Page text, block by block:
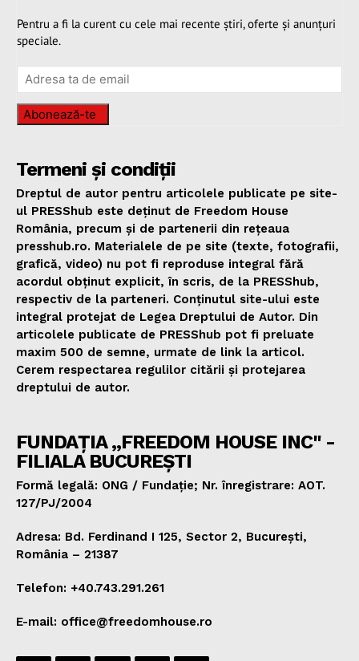
Pentru a fi la curent cu cele mai recente știri, oferte și anunțuri
speciale.
Abonează-te
Termeni și condiții
Dreptul de autor pentru articolele publicate pe site-
ul PRESShub este deținut de Freedom House
România, precum și de partenerii din rețeaua
presshub.ro. Materialele de pe site (texte, fotografii,
grafică, video) nu pot fi reproduse integral fără
acordul obținut explicit, în scris, de la PRESShub,
respectiv de la parteneri. Conținutul site-ului este
integral protejat de Legea Dreptului de Autor. Din
articolele publicate de PRESShub pot fi preluate
maxim 500 de semne, urmate de link la articol.
Cerem respectarea regulilor citării și protejarea
dreptului de autor.
FUNDAȚIA „FREEDOM HOUSE INC" -
FILIALA BUCUREȘTI
Formă legală: ONG / Fundație; Nr. înregistrare: AOT.
127/PJ/2004
Adresa: Bd. Ferdinand I 125, Sector 2, București,
România – 21387
Telefon: +40.743.291.261
E-mail: office@freedomhouse.ro